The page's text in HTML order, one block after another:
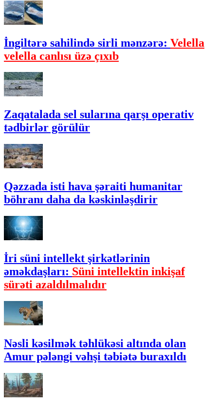
İngiltərə sahilində sirli mənzərə: Velella
velella canlısı üzə çıxıb
Zaqatalada sel sularına qarşı operativ
tədbirlər görülür
Qəzzada isti hava şəraiti humanitar
böhranı daha da kəskinləşdirir
İri süni intellekt şirkətlərinin
əməkdaşları: Süni intellektin inkişaf
sürəti azaldılmalıdır
Nəsli kəsilmək təhlükəsi altında olan
Amur pələngi vəhşi təbiətə buraxıldı